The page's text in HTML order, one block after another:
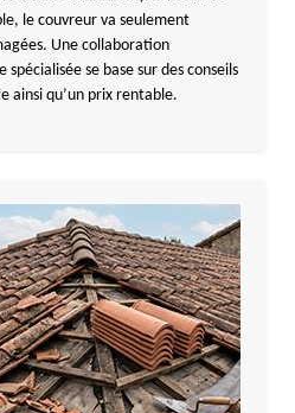
le couvreur va seulement
Une collaboration
se base sur des conseils
ainsi qu’un prix rentable.